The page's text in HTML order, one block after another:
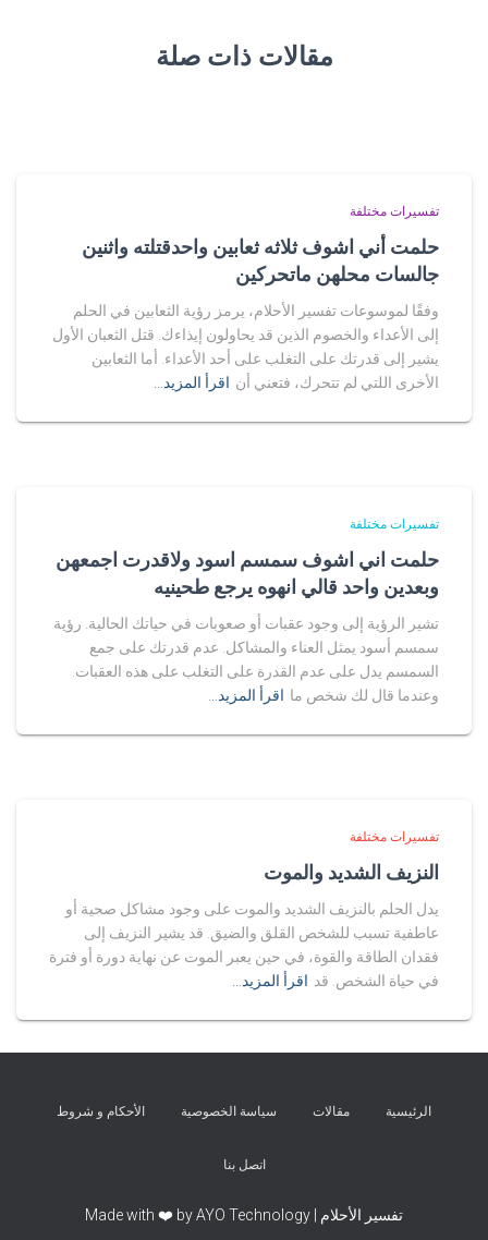
مقالات ذات صلة
تفسيرات مختلفة
حلمت أني اشوف ثلاثه ثعابين واحدقتلته واثنين
جالسات محلهن ماتحركين
وفقًا لموسوعات تفسير الأحلام، يرمز رؤية الثعابين في الحلم
إلى الأعداء والخصوم الذين قد يحاولون إيذاءك. قتل الثعبان الأول
يشير إلى قدرتك على التغلب على أحد الأعداء. أما الثعابين
الأخرى اللتي لم تتحرك، فتعني أن اقرأ المزيد…
تفسيرات مختلفة
حلمت اني اشوف سمسم اسود ولاقدرت اجمعهن
وبعدين واحد قالي انهوه يرجع طحينيه
تشير الرؤية إلى وجود عقبات أو صعوبات في حياتك الحالية. رؤية
سمسم أسود يمثل العناء والمشاكل. عدم قدرتك على جمع
السمسم يدل على عدم القدرة على التغلب على هذه العقبات.
وعندما قال لك شخص ما اقرأ المزيد…
تفسيرات مختلفة
النزيف الشديد والموت
يدل الحلم بالنزيف الشديد والموت على وجود مشاكل صحية أو
عاطفية تسبب للشخص القلق والضيق. قد يشير النزيف إلى
فقدان الطاقة والقوة، في حين يعبر الموت عن نهاية دورة أو فترة
في حياة الشخص. قد اقرأ المزيد…
الرئيسية مقالات سياسة الخصوصية الأحكام و شروط
اتصل بنا
تفسير الأحلام | Made with ❤️ by AYO Technology